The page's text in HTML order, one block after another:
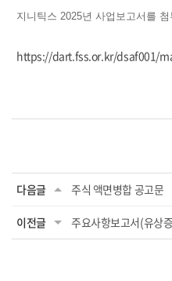
지니틱스 2025년 사업보고서를
https://dart.fss.or.kr/dsaf001/
다음글 주식 액면병합 공고문
이전글 주요사항보고서(유상